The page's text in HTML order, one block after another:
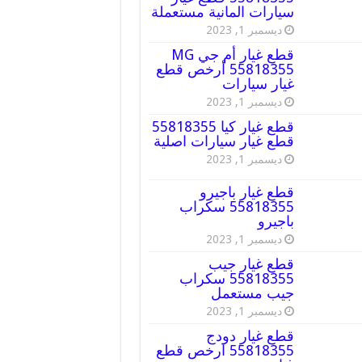
سيارات المانية مستعملة
ديسمبر 1, 2023
قطع غيار أم جي MG
55818355 أرخص قطع
غيار سيارات
ديسمبر 1, 2023
قطع غيار كيا 55818355
قطع غيار سيارات اصلية
ديسمبر 1, 2023
قطع غيار باجيرو
55818355 سكراب
باجيرو
ديسمبر 1, 2023
قطع غيار جيب
55818355 سكراب
جيب مستعمل
ديسمبر 1, 2023
قطع غيار دودج
55818355 ارخص قطع